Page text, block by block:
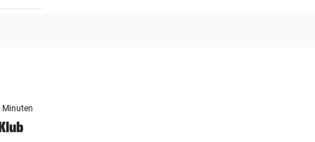
Minuten